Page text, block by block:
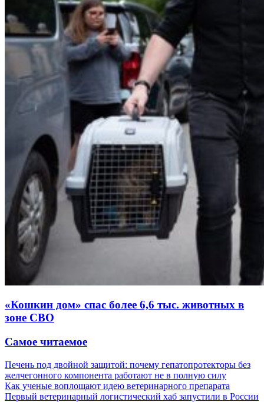
«Кошкин дом» спас более 6,6 тыс. животных в
зоне СВО
Самое читаемое
Печень под двойной защитой: почему гепатопротекторы без
желчегонного компонента работают не в полную силу
Как ученые воплощают идею ветеринарного препарата
Первый ветеринарный логистический хаб запустили в России